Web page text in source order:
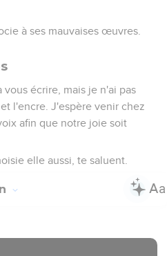
à ses mauvaises œuvres.
écrire, mais je n'ai pas
l'encre. J'espère venir chez
afin que notre joie soit
elle aussi, te saluent.